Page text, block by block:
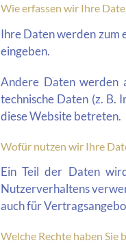
Wie erfassen wir Ihre
Ihre Daten werden zum
eingeben.
Andere Daten werden
technische Daten (z. B.
diese Website betreten.
Wofür nutzen wir Ihre
Ein Teil der Daten
Nutzerverhaltens
auch für
Welche Rechte haben Sie